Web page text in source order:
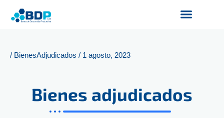
/ BienesAdjudicados / 1 agosto, 2023
Bienes adjudicados